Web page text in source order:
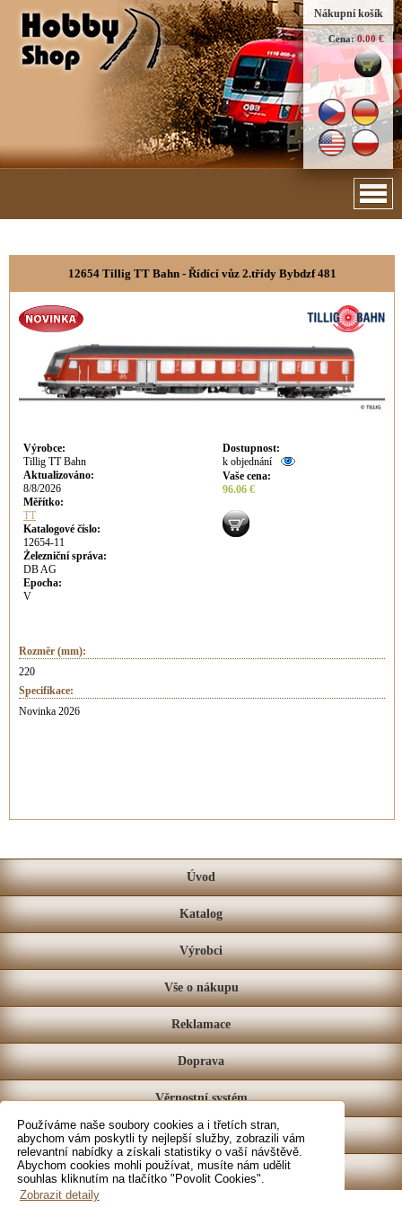
Používáme naše soubory cookies a i třetích stran,
abychom vám poskytli ty nejlepší služby, zobrazili vám
relevantní nabídky a získali statistiky o vaší návštěvě.
Abychom cookies mohli používat, musíte nám udělit
souhlas kliknutím na tlačítko "Povolit Cookies".
Zobrazit detaily
Nákupní košík
Cena: 0.00 €
12654 Tillig TT Bahn - Řídící vůz 2.třídy Bybdzf 481
Výrobce:
Tillig TT Bahn
Aktualizováno:
8/8/2026
Měřítko:
TT
Katalogové číslo:
12654-11
Železniční správa:
DB AG
Epocha:
V
Dostupnost:
k objednání
Vaše cena:
96.06 €
Rozměr (mm):
220
Specifikace:
Novinka 2026
Úvod
Katalog
Výrobci
Vše o nákupu
Reklamace
Doprava
Věrnostní systém
Prodejna
Kontakt